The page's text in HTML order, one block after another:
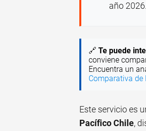
año 2026.
🔗 Te puede
conviene
Encuentra un
Comparativa
Este servicio es
Pacífico Chile,